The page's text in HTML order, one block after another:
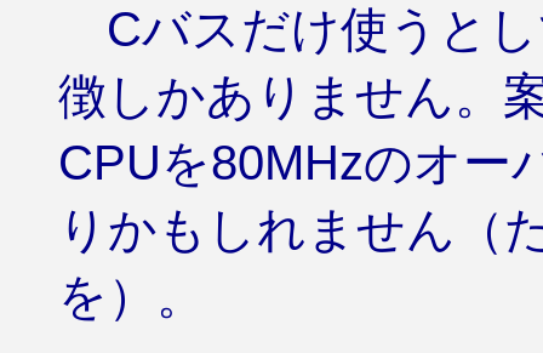
Cバスだけ使うと
徴しかありません。
CPUを80MHzのオー
りかもしれません（
を）。